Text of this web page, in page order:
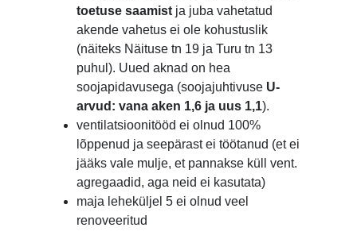
toetuse saamist ja juba vahetatud
akende vahetus ei ole kohustuslik
(näiteks Näituse tn 19 ja Turu tn 13
puhul). Uued aknad on hea
soojapidavusega (soojajuhtivuse U-
arvud: vana aken 1,6 ja uus 1,1).
ventilatsioonitööd ei olnud 100%
lõppenud ja seepärast ei töötanud (et ei
jääks vale mulje, et pannakse küll vent.
agregaadid, aga neid ei kasutata)
maja leheküljel 5 ei olnud veel
renoveeritud